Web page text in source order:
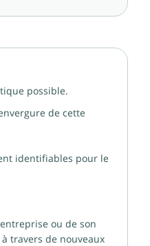
possible.
de cette
identifiables pour le
ou de son
travers de nouveaux